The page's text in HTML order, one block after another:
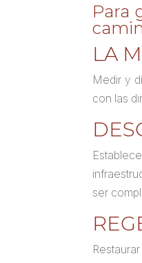
Para
LA
Medir y
con las
ser